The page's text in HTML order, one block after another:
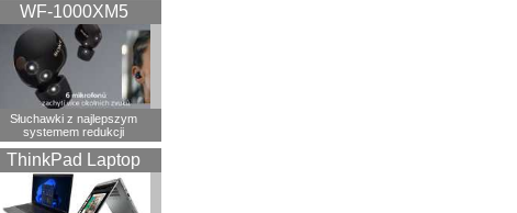
WF-1000XM5
Słuchawki z najlepszym
systemem redukcji
ThinkPad Laptop